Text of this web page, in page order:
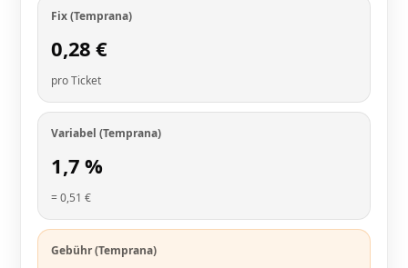
Fix (Temprana)
0,28 €
pro Ticket
Variabel (Temprana)
1,7 %
= 0,51 €
Gebühr (Temprana)